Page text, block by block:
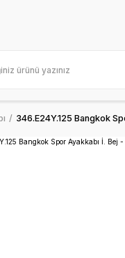
346.E24Y.125 Bangkok